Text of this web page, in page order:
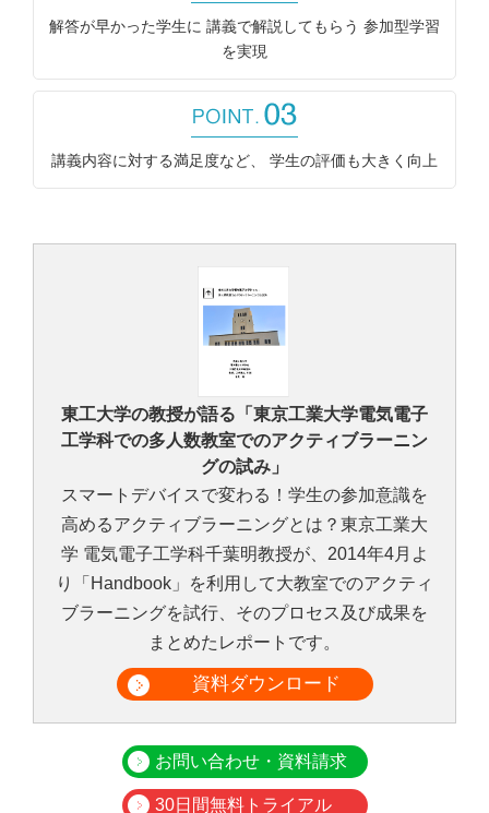
解答が早かった学生に 講義で解説してもらう 参加型学習
を実現
講義内容に対する満足度など、 学生の評価も大きく向上
東工大学の教授が語る「東京工業大学電気電子
工学科での多人数教室でのアクティブラーニン
グの試み」
スマートデバイスで変わる！学生の参加意識を
高めるアクティブラーニングとは？東京工業大
学 電気電子工学科千葉明教授が、2014年4月よ
り「Handbook」を利用して大教室でのアクティ
ブラーニングを試行、そのプロセス及び成果を
まとめたレポートです。
資料ダウンロード
お問い合わせ・資料請求
30日間無料トライアル